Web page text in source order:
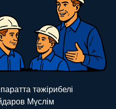
тәжірибелі
Мүслім